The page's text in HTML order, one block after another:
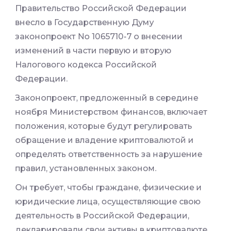
Правительство Российской Федерации
внесло в Государственную Думу
законопроект No 1065710-7 о внесении
изменений в части первую и вторую
Налогового кодекса Российской
Федерации.
Законопроект, предложенный в середине
ноября Министерством финансов, включает
положения, которые будут регулировать
обращение и владение криптовалютой и
определять ответственность за нарушение
правил, установленных законом.
Он требует, чтобы граждане, физические и
юридические лица, осуществляющие свою
деятельность в Российской Федерации,